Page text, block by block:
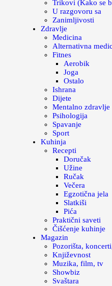
Trikovi (Kako se
U razgovoru sa
Zanimljivosti
Zdravlje
Medicina
Alternativna
Fitnes
Aerobik
Joga
Ostalo
Ishrana
Dijete
Mentalno zdravlje
Psihologija
Spavanje
Sport
Kuhinja
Recepti
Doručak
Užine
Ručak
Večera
Egzotična jela
Slatkiši
Pića
Praktični saveti
Čišćenje kuhinje
Magazin
Pozorišta,
Književnost
Muzika, film, tv
Showbiz
Svaštara